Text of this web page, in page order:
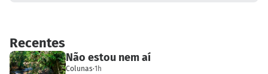
Recentes
Não estou nem aí
Colunas·1h